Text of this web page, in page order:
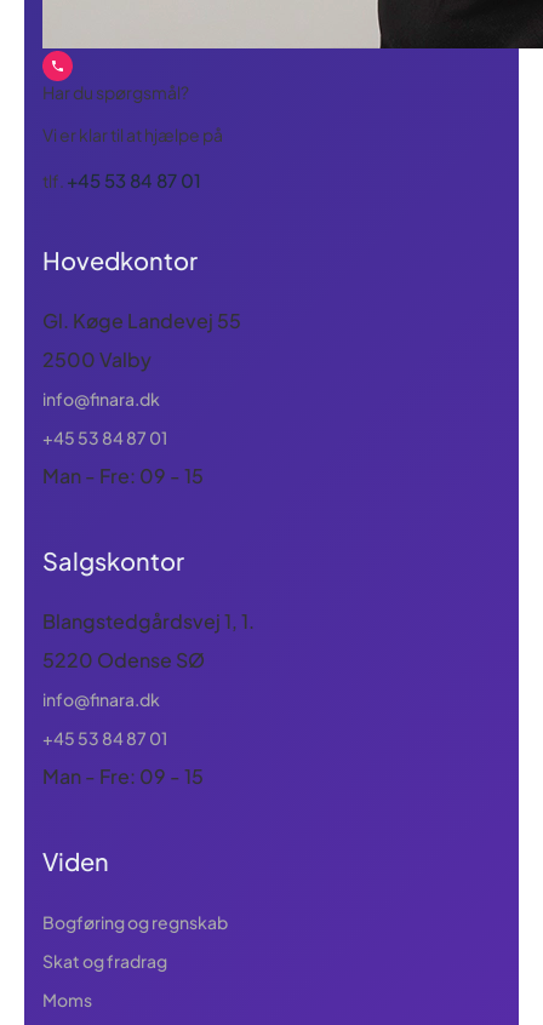
Har du spørgsmål?
Vi er klar til at hjælpe på
tlf. +45 53 84 87 01
Hovedkontor
Gl. Køge Landevej 55
2500 Valby
info@finara.dk
+45 53 84 87 01
Man - Fre: 09 - 15
Salgskontor
Blangstedgårdsvej 1, 1.
5220 Odense SØ
info@finara.dk
+45 53 84 87 01
Man - Fre: 09 - 15
Viden
Bogføring og regnskab
Skat og fradrag
Moms